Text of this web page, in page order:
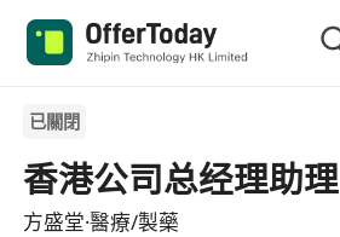
已關閉
香港公司总经理助理
方盛堂·醫療/製藥